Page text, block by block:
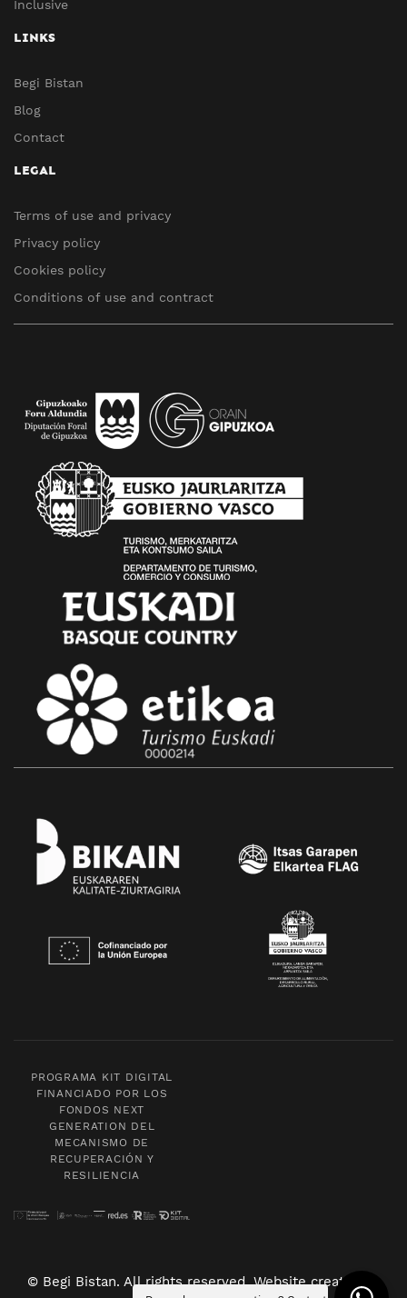
Inclusive
LINKS
Begi Bistan
Blog
Contact
LEGAL
Terms of use and privacy
Privacy policy
Cookies policy
Conditions of use and contract
PROGRAMA KIT DIGITAL
FINANCIADO POR LOS
FONDOS NEXT
GENERATION DEL
MECANISMO DE
RECUPERACIÓN Y
RESILIENCIA
© Begi Bistan. All rights reserved. Website created by